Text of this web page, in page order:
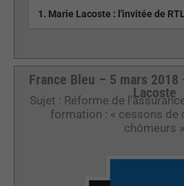
1. Marie Lacoste : l'invitée de RTL
France Bleu – 5 mars
Lacoste
Sujet : Réforme de
formation : « cessons de
chômeurs »